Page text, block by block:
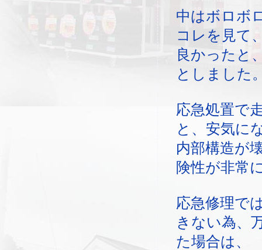
中はボロボ
コレを見て
良かったと
としました
応急処置で
と、安気に
内部構造が
険性が非常
応急修理で
きない為、
た場合は、